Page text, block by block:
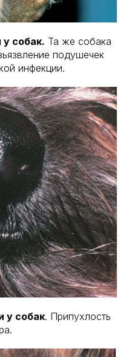
собак. Та же собака
подушечек
инфекции.
у собак. Припухлость